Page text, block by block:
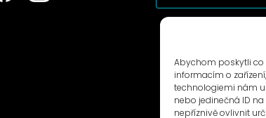
Abychom poskytli co
informacím o
technologiemi nám
nebo jedinečná ID
nepříznivě ovlivnit